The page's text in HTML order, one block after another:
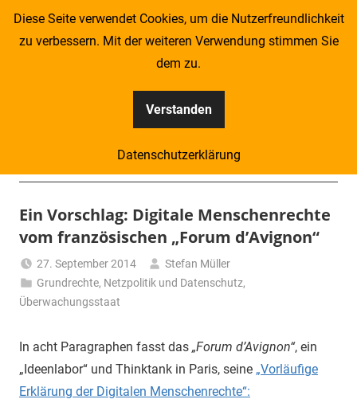
Zum
Kompass
–
Zeitung
für
Piraten
Ein Vorschlag: Digitale Menschenrechte
vom französischen „Forum d’Avignon“
27. September 2014
Stefan Müller
Grundrechte, Netzpolitik und Datenschutz,
Überwachungsstaat
In acht Paragraphen fasst das „Forum d’Avignon“, ein
„Ideenlabor“ und Thinktank in Paris, seine „Vorläufige
Erklärung der Digitalen Menschenrechte“:
Diese Seite verwendet Cookies, um die Nutzerfreundlichkeit
zu verbessern. Mit der weiteren Verwendung stimmen Sie
dem zu.
Verstanden
Datenschutzerklärung